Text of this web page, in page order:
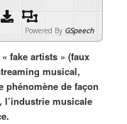
Powered By GSpeech
fake artists » (faux
musical,
phénomène de façon
l’industrie musicale